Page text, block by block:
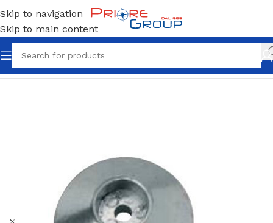
Skip to navigation
Skip to main content
Home